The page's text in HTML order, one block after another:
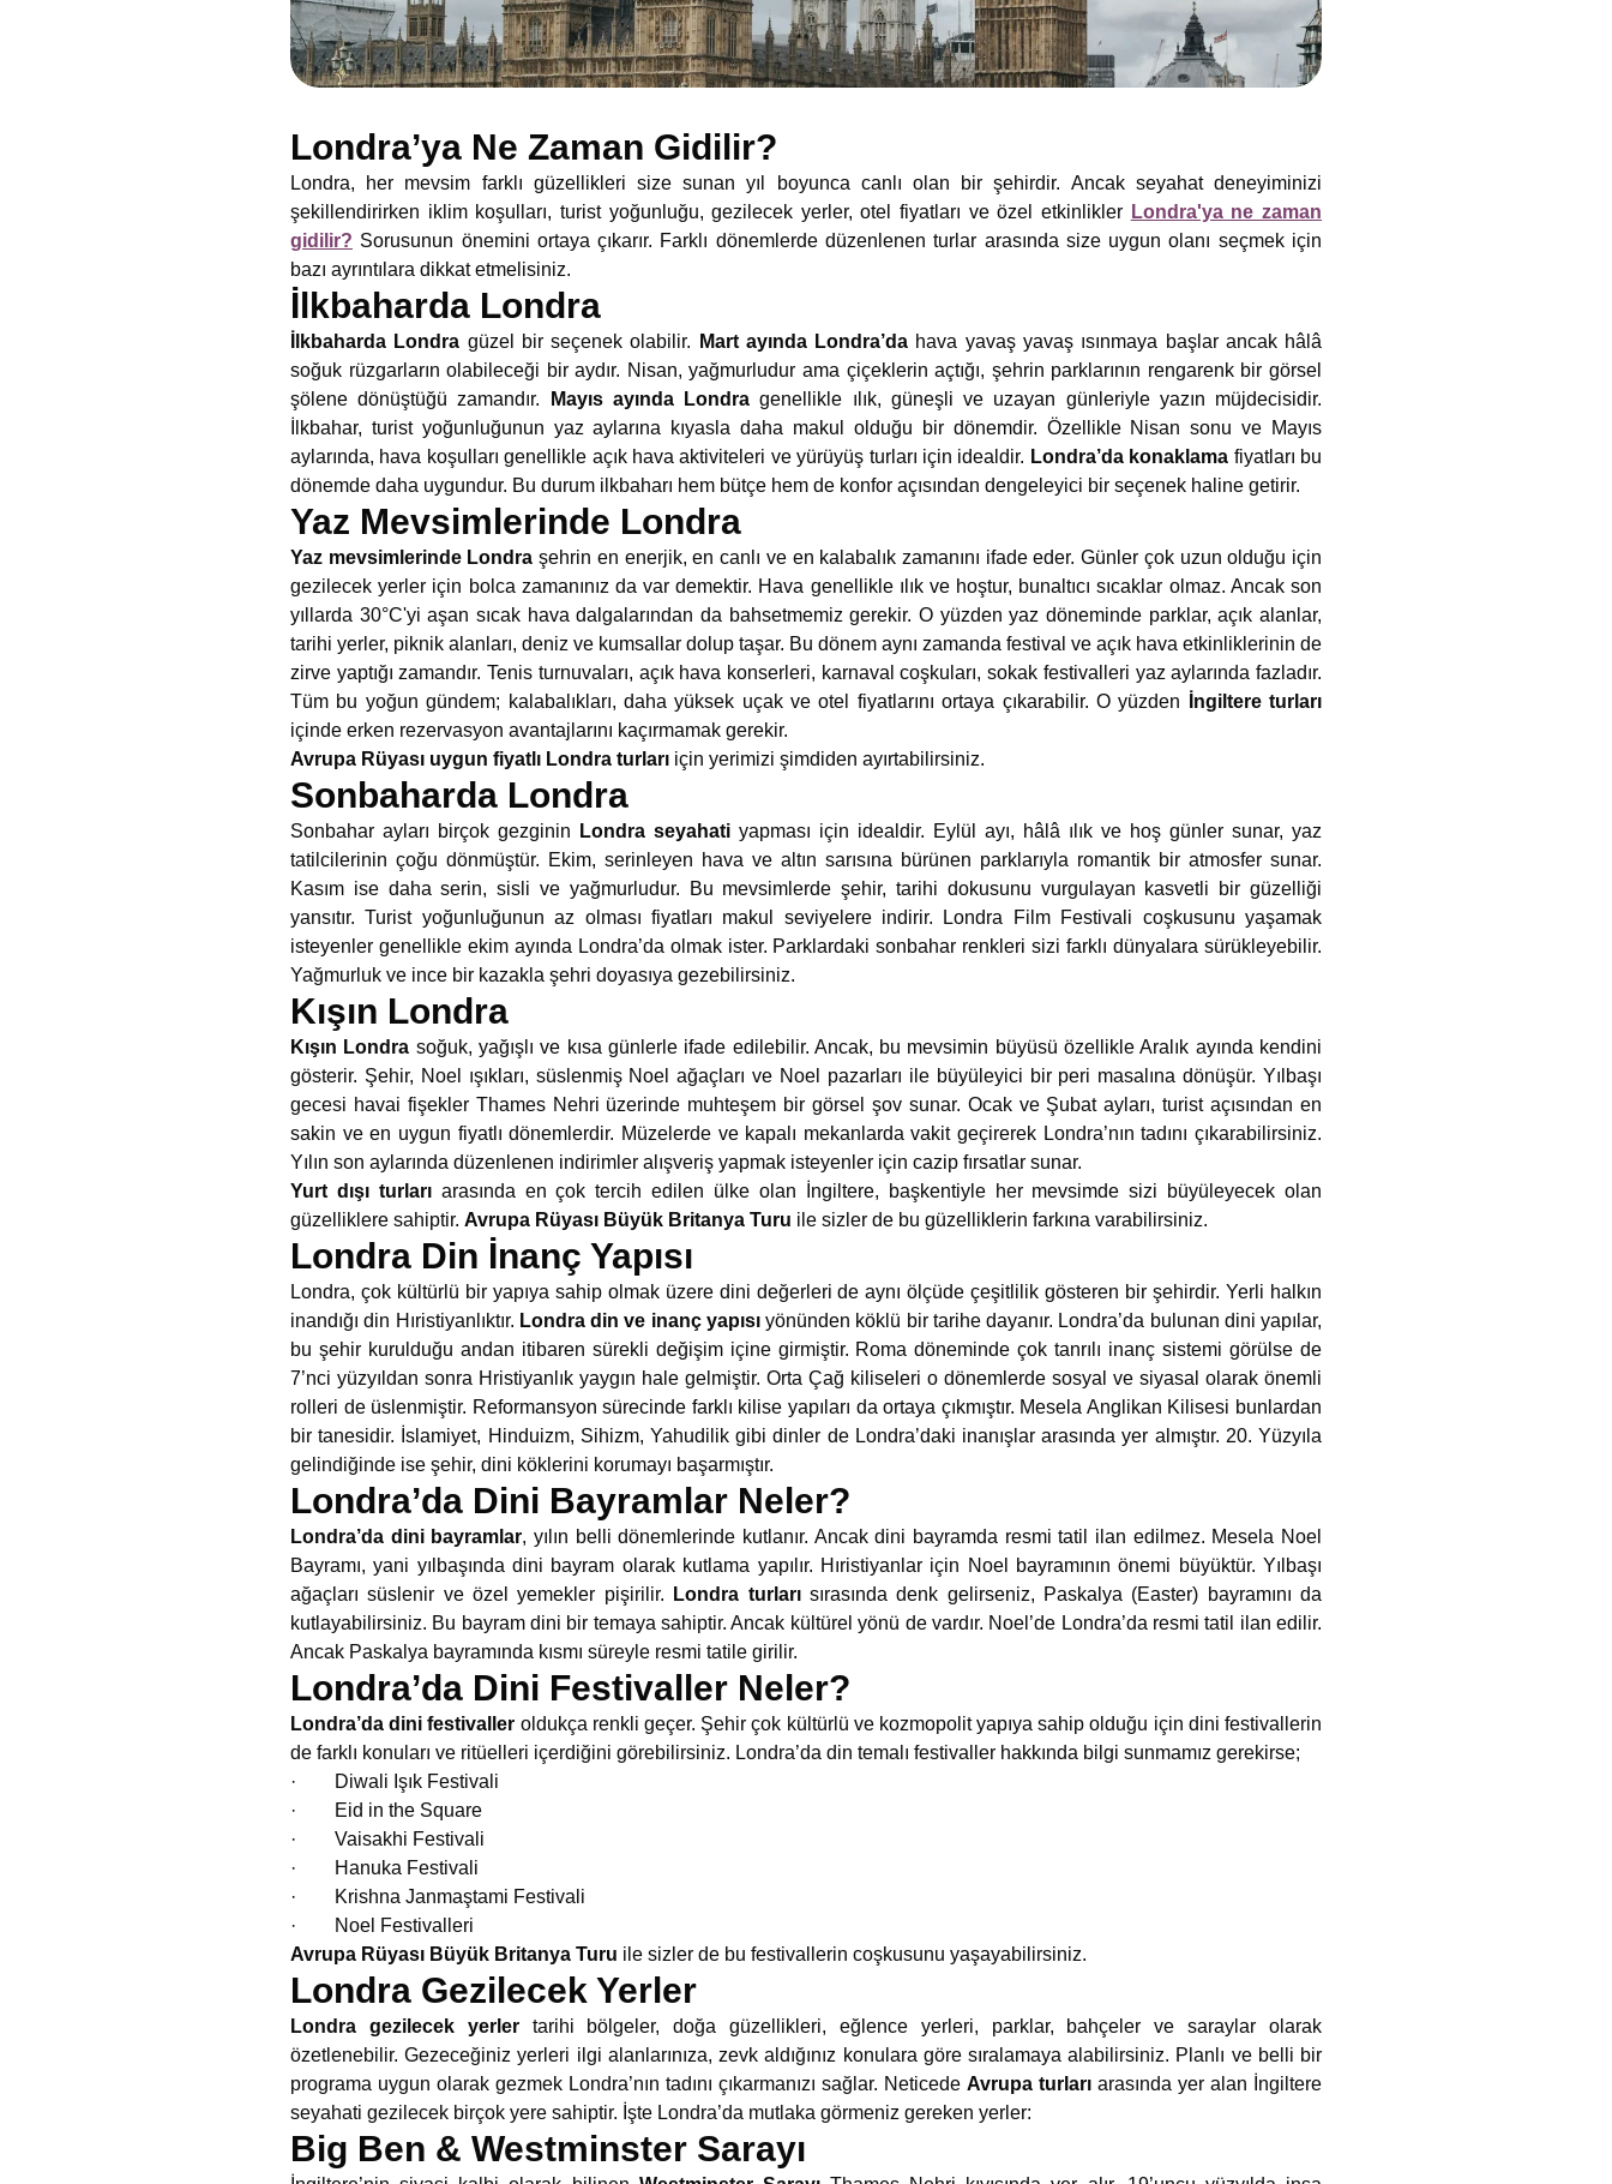
Londra’ya Ne Zaman Gidilir?
Londra, her mevsim farklı güzellikleri size sunan yıl boyunca canlı olan bir şehirdir. Ancak seyahat deneyiminizi
şekillendirirken iklim koşulları, turist yoğunluğu, gezilecek yerler, otel fiyatları ve özel etkinlikler Londra'ya ne zaman
gidilir? Sorusunun önemini ortaya çıkarır. Farklı dönemlerde düzenlenen turlar arasında size uygun olanı seçmek için
bazı ayrıntılara dikkat etmelisiniz.
İlkbaharda Londra
İlkbaharda Londra güzel bir seçenek olabilir. Mart ayında Londra’da hava yavaş yavaş ısınmaya başlar ancak hâlâ
soğuk rüzgarların olabileceği bir aydır. Nisan, yağmurludur ama çiçeklerin açtığı, şehrin parklarının rengarenk bir görsel
şölene dönüştüğü zamandır.
Mayıs ayında Londra genellikle ılık, güneşli ve uzayan günleriyle yazın müjdecisidir.
İlkbahar, turist yoğunluğunun yaz aylarına kıyasla daha makul olduğu bir dönemdir. Özellikle Nisan sonu ve Mayıs
aylarında, hava koşulları genellikle açık hava aktiviteleri ve yürüyüş turları için idealdir. Londra’da konaklama fiyatları bu
dönemde daha uygundur. Bu durum ilkbaharı hem bütçe hem de konfor açısından dengeleyici bir seçenek haline getirir.
Yaz Mevsimlerinde Londra
Yaz mevsimlerinde Londra şehrin en enerjik, en canlı ve en kalabalık zamanını ifade eder. Günler çok uzun olduğu için
gezilecek yerler için bolca zamanınız da var demektir. Hava genellikle ılık ve hoştur, bunaltıcı sıcaklar olmaz. Ancak son
yıllarda 30°C'yi aşan sıcak hava dalgalarından da bahsetmemiz gerekir. O yüzden yaz döneminde parklar, açık alanlar,
tarihi yerler, piknik alanları, deniz ve kumsallar dolup taşar. Bu dönem aynı zamanda festival ve açık hava etkinliklerinin de
zirve yaptığı zamandır. Tenis turnuvaları, açık hava konserleri, karnaval coşkuları, sokak festivalleri yaz aylarında fazladır.
Tüm bu yoğun gündem; kalabalıkları, daha yüksek uçak ve otel fiyatlarını ortaya çıkarabilir. O yüzden
İngiltere turları
içinde erken rezervasyon avantajlarını kaçırmamak gerekir.
Avrupa Rüyası uygun fiyatlı Londra turları için yerimizi şimdiden ayırtabilirsiniz.
Sonbaharda Londra
Sonbahar ayları birçok gezginin Londra seyahati yapması için idealdir. Eylül ayı, hâlâ ılık ve hoş günler sunar, yaz
tatilcilerinin çoğu dönmüştür. Ekim, serinleyen hava ve altın sarısına bürünen parklarıyla romantik bir atmosfer sunar.
Kasım ise daha serin, sisli ve yağmurludur. Bu mevsimlerde şehir, tarihi dokusunu vurgulayan kasvetli bir güzelliği
yansıtır. Turist yoğunluğunun az olması fiyatları makul seviyelere indirir. Londra Film Festivali coşkusunu yaşamak
isteyenler genellikle ekim ayında Londra’da olmak ister. Parklardaki sonbahar renkleri sizi farklı dünyalara sürükleyebilir.
Yağmurluk ve ince bir kazakla şehri doyasıya gezebilirsiniz.
Kışın Londra
Kışın Londra soğuk, yağışlı ve kısa günlerle ifade edilebilir. Ancak, bu mevsimin büyüsü özellikle Aralık ayında kendini
gösterir. Şehir, Noel ışıkları, süslenmiş Noel ağaçları ve Noel pazarları ile büyüleyici bir peri masalına dönüşür. Yılbaşı
gecesi havai fişekler Thames Nehri üzerinde muhteşem bir görsel şov sunar. Ocak ve Şubat ayları, turist açısından en
sakin ve en uygun fiyatlı dönemlerdir. Müzelerde ve kapalı mekanlarda vakit geçirerek Londra’nın tadını çıkarabilirsiniz.
Yılın son aylarında düzenlenen indirimler alışveriş yapmak isteyenler için cazip fırsatlar sunar.
Yurt dışı turlarıarasında en çok tercih edilen ülke olan İngiltere, başkentiyle her mevsimde sizi büyüleyecek olan
güzelliklere sahiptir. Avrupa Rüyası Büyük Britanya Turu ile sizler de bu güzelliklerin farkına varabilirsiniz.
Londra Din İnanç Yapısı
Londra, çok kültürlü bir yapıya sahip olmak üzere dini değerleri de aynı ölçüde çeşitlilik gösteren bir şehirdir. Yerli halkın
inandığı din Hıristiyanlıktır. Londra din ve inanç yapısı yönünden köklü bir tarihe dayanır. Londra’da bulunan dini yapılar,
bu şehir kurulduğu andan itibaren sürekli değişim içine girmiştir. Roma döneminde çok tanrılı inanç sistemi görülse de
7’nci yüzyıldan sonra Hristiyanlık yaygın hale gelmiştir. Orta Çağ kiliseleri o dönemlerde sosyal ve siyasal olarak önemli
rolleri de üslenmiştir. Reformansyon sürecinde farklı kilise yapıları da ortaya çıkmıştır. Mesela Anglikan Kilisesi bunlardan
bir tanesidir. İslamiyet, Hinduizm, Sihizm, Yahudilik gibi dinler de Londra’daki inanışlar arasında yer almıştır. 20. Yüzyıla
gelindiğinde ise şehir, dini köklerini korumayı başarmıştır.
Londra’da Dini Bayramlar Neler?
Londra’da dini bayramlar, yılın belli dönemlerinde kutlanır. Ancak dini bayramda resmi tatil ilan edilmez. Mesela Noel
Bayramı, yani yılbaşında dini bayram olarak kutlama yapılır. Hıristiyanlar için Noel bayramının önemi büyüktür. Yılbaşı
ağaçları süslenir ve özel yemekler pişirilir.
Londra turlarısırasında denk gelirseniz, Paskalya (Easter) bayramını da
kutlayabilirsiniz. Bu bayram dini bir temaya sahiptir. Ancak kültürel yönü de vardır. Noel’de Londra’da resmi tatil ilan edilir.
Ancak Paskalya bayramında kısmı süreyle resmi tatile girilir.
Londra’da Dini Festivaller Neler?
Londra’da dini festivaller oldukça renkli geçer. Şehir çok kültürlü ve kozmopolit yapıya sahip olduğu için dini festivallerin
de farklı konuları ve ritüelleri içerdiğini görebilirsiniz. Londra’da din temalı festivaller hakkında bilgi sunmamız gerekirse;
· Diwali Işık Festivali
· Eid in the Square
· Vaisakhi Festivali
· Hanuka Festivali
· Krishna Janmaştami Festivali
· Noel Festivalleri
Avrupa Rüyası Büyük Britanya Turu ile sizler de bu festivallerin coşkusunu yaşayabilirsiniz.
Londra Gezilecek Yerler
Londra gezilecek yerler tarihi bölgeler, doğa güzellikleri, eğlence yerleri, parklar, bahçeler ve saraylar olarak
özetlenebilir. Gezeceğiniz yerleri ilgi alanlarınıza, zevk aldığınız konulara göre sıralamaya alabilirsiniz. Planlı ve belli bir
programa uygun olarak gezmek Londra’nın tadını çıkarmanızı sağlar. Neticede Avrupa turları arasında yer alan İngiltere
seyahati gezilecek birçok yere sahiptir. İşte Londra’da mutlaka görmeniz gereken yerler:
Big Ben & Westminster Sarayı